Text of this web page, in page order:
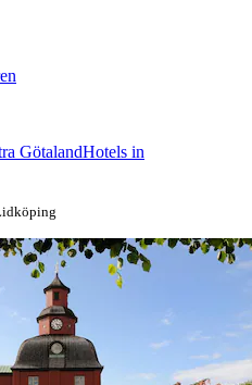
GötalandHotels in